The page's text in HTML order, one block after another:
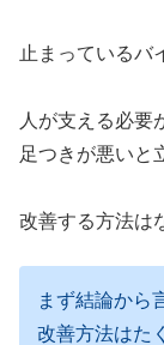
止まっているバ
人が支える必要
足つきが悪いと
改善する方法は
まず結論から
改善方法はた